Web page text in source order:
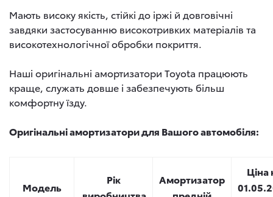
Мають високу якість, стійкі до іржі й довговічні
завдяки застосуванню високотривких матеріалів та
високотехнологічної обробки покриття.
Наші оригінальні амортизатори Toyota працюють
краще, служать довше і забезпечують більш
комфортну їзду.
Оригінальніамортизаторидля Вашого автомобіля:
Модель
Рік
Амортизатор
Ціна